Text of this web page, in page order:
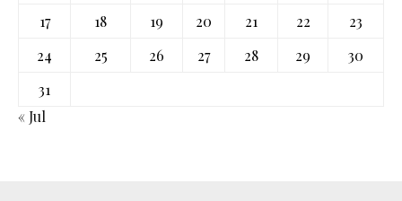
17
18 19 20 21 22
23
24
25 26 27 28 29
30
31
« Jul